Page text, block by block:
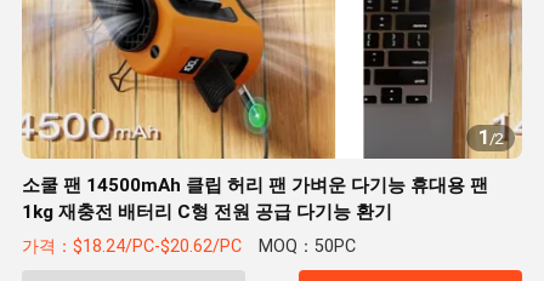
1/2
소쿨 팬 14500mAh 클립 허리 팬 가벼운 다기능 휴대용 팬
1kg 재충전 배터리 C형 전원 공급 다기능 환기
가격：$18.24/PC-$20.62/PC MOQ：50PC